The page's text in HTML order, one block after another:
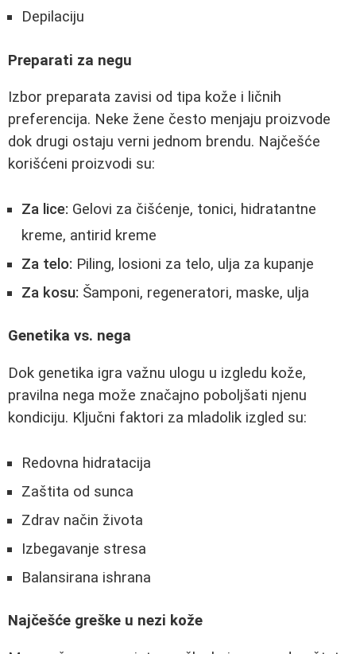
Depilaciju
Preparati za negu
Izbor preparata zavisi od tipa kože i ličnih
preferencija. Neke žene često menjaju proizvode
dok drugi ostaju verni jednom brendu. Najčešće
korišćeni proizvodi su:
Za lice: Gelovi za čišćenje, tonici, hidratantne
kreme, antirid kreme
Za telo: Piling, losioni za telo, ulja za kupanje
Za kosu: Šamponi, regeneratori, maske, ulja
Genetika vs. nega
Dok genetika igra važnu ulogu u izgledu kože,
pravilna nega može značajno poboljšati njenu
kondiciju. Ključni faktori za mladolik izgled su:
Redovna hidratacija
Zaštita od sunca
Zdrav način života
Izbegavanje stresa
Balansirana ishrana
Najčešće greške u nezi kože